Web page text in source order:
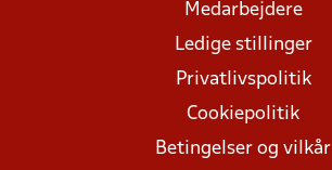
Medarbejdere
Ledige stillinger
Privatlivspolitik
Cookiepolitik
Betingelser og vilkår